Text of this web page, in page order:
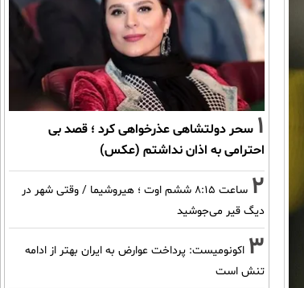
1 سحر دولتشاهی عذرخواهی کرد ؛ قصد بی
احترامی به اذان نداشتم (عکس)
2
ساعت ۸:۱۵ ششم اوت ؛ هیروشیما / وقتی شهر در
دیگ قیر می‌جوشید
3 اکونومیست: پرداخت عوارض به ایران بهتر از ادامه
تنش است